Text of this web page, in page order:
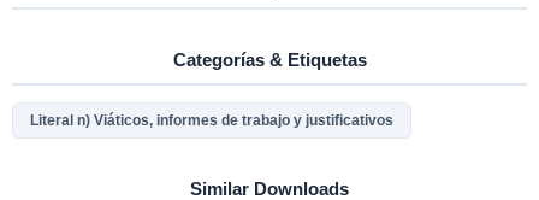
Categorías & Etiquetas
Literal n) Viáticos, informes de trabajo y justificativos
Similar Downloads